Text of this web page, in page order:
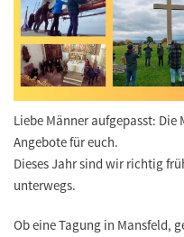
Liebe Männer aufgepasst:
Angebote für euch.
Dieses Jahr sind wir richtig
unterwegs.
Ob eine Tagung in Mansfeld,